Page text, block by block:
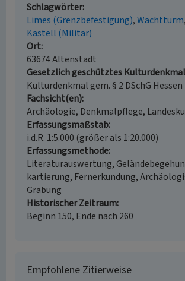
Schlagwörter
Limes (Grenzbefestigung) Wachtturm
Kastell (Militär)
Ort
63674 Altenstadt
Gesetzlich geschütztes Kulturdenkmal
Kulturdenkmal gem. § 2 DSchG Hessen
Fachsicht(en)
Archäologie, Denkmalpflege,
Erfassungsmaßstab
i.d.R. 1:5.000 (größer als 1:20.000)
Erfassungsmethode
Literaturauswertung,
kartierung, Fernerkundung,
Grabung
Historischer Zeitraum
Beginn 150, Ende nach 260
Empfohlene Zitierweise